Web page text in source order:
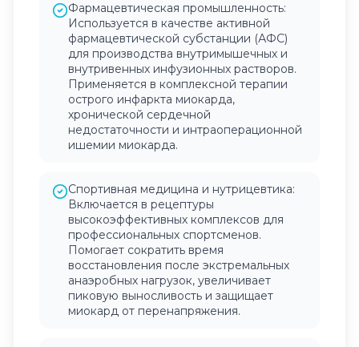
Фармацевтическая промышленность:
Используется в качестве активной
фармацевтической субстанции (АФС)
для производства внутримышечных и
внутривенных инфузионных растворов.
Применяется в комплексной терапии
острого инфаркта миокарда,
хронической сердечной
недостаточности и интраоперационной
ишемии миокарда.
Спортивная медицина и нутрицевтика:
Включается в рецептуры
высокоэффективных комплексов для
профессиональных спортсменов.
Помогает сократить время
восстановления после экстремальных
анаэробных нагрузок, увеличивает
пиковую выносливость и защищает
миокард от перенапряжения.